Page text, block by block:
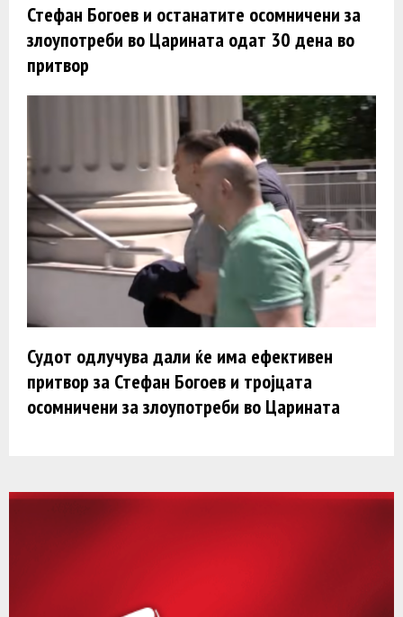
Стефан Богоев и останатите осомничени за
злоупотреби во Царината одат 30 дена во
притвор
Судот одлучува дали ќе има ефективен
притвор за Стефан Богоев и тројцата
осомничени за злоупотреби во Царината